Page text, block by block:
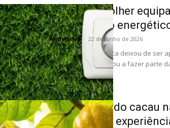
Por que escolher
desempenho
Anne Silva - 22 de junho de 2026
A eficiência energética deixou de ser
especialistas e passou a fazer parte
Como a rota do cacau
oferece uma